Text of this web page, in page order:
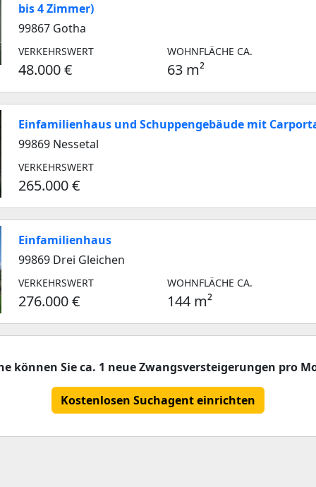
bis 4 Zimmer)
99867 Gotha
VERKEHRSWERT
48.000 €
WOHNFLÄCHE CA.
63 m²
Einfamilienhaus und Schuppengebäude mit
99869 Nessetal
VERKEHRSWERT
265.000 €
Einfamilienhaus
99869 Drei Gleichen
VERKEHRSWERT
276.000 €
WOHNFLÄCHE CA.
144 m²
können Sie ca. 1 neue Zwangsversteigerungen pro
Kostenlosen Suchagent einrichten